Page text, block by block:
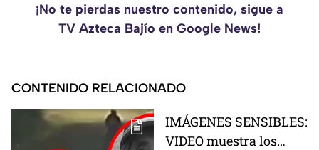
¡No te pierdas nuestro contenido, sigue a
TV Azteca Bajío en Google News!
CONTENIDO RELACIONADO
IMÁGENES SENSIBLES:
VIDEO muestra los